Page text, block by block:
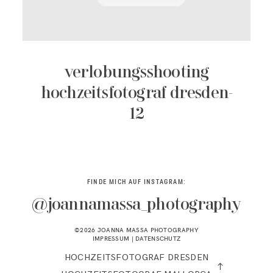
verlobungsshooting
hochzeitsfotograf dresden-
12
FINDE MICH AUF INSTAGRAM:
@joannamassa_photography
©2026 JOANNA MASSA PHOTOGRAPHY
IMPRESSUM | DATENSCHUTZ
HOCHZEITSFOTOGRAF DRESDEN